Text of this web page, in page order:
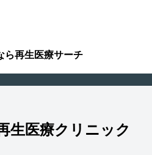
ら再生医療サーチ
生医療クリニック